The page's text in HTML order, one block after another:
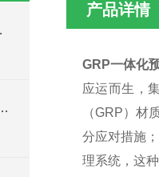
环保
品介绍及应用范围
产品详情
GRP一体化
应运而生，
（GRP）材
分应对措施
理系统，这